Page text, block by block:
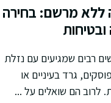
ללא מרשם: בחירה
ובטיחות
רבים שמגיעים עם נזלת
גרד בעיניים או
לרוב הם שואלים על ...